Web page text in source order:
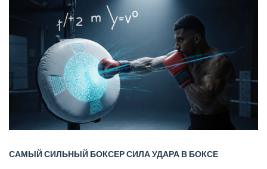
САМЫЙ СИЛЬНЫЙ БОКСЕРСИЛА УДАРА В БОКСЕ